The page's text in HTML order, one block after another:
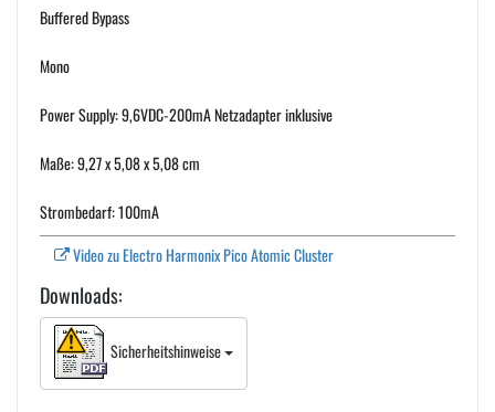
Buffered Bypass
Mono
Power Supply: 9,6VDC-200mA Netzadapter inklusive
Maße: 9,27 x 5,08 x 5,08 cm
Strombedarf: 100mA
Video zu Electro Harmonix Pico Atomic Cluster
Downloads:
Sicherheitshinweise